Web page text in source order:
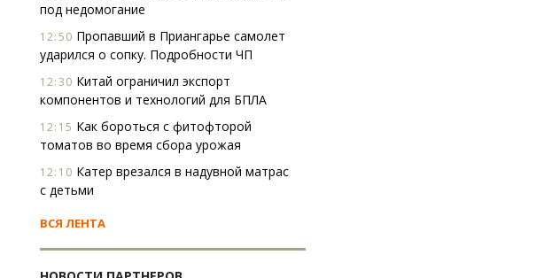
под недомогание
12:50 Пропавший в Приангарье самолет
ударился о сопку. Подробности ЧП
12:30 Китай ограничил экспорт
компонентов и технологий для БПЛА
12:15 Как бороться с фитофторой
томатов во время сбора урожая
12:10 Катер врезался в надувной матрас
с детьми
ВСЯ ЛЕНТА